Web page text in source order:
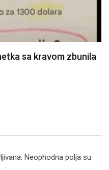
ga je…
Neophodna polja su